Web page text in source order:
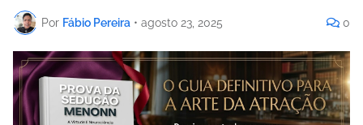
Por Fábio Pereira • agosto 23, 2025 0